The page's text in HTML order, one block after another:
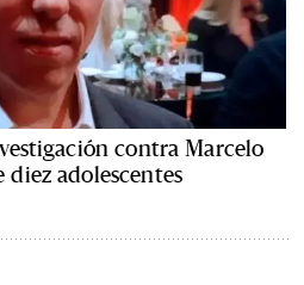
contra Marcelo
diez adolescentes